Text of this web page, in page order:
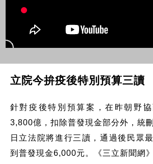
立院今拚疫後特別預算三讀
針對疫後特別預算案，在昨朝野
3,800億，扣除普發現金部分外，統
日立法院將進行三讀，通過後民眾
到普發現金6,000元。《三立新聞網